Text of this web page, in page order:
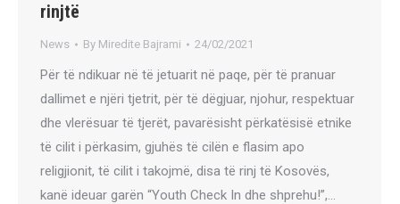
rinjtë
News By Miredite Bajrami 24/02/2021
Për të ndikuar në të jetuarit në paqe, për të pranuar
dallimet e njëri tjetrit, për të dëgjuar, njohur, respektuar
dhe vlerësuar të tjerët, pavarësisht përkatësisë etnike
të cilit i përkasim, gjuhës të cilën e flasim apo
religjionit, të cilit i takojmë, disa të rinj të Kosovës,
kanë ideuar garën “Youth Check In dhe shprehu!”,…